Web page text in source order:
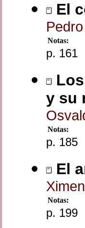
El
Notas:
p. 161
y su
Notas:
p. 185
El
Notas:
p. 199